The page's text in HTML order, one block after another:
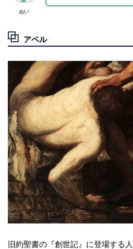
ぬい
アベル
旧約聖書の『創世記』に登場する